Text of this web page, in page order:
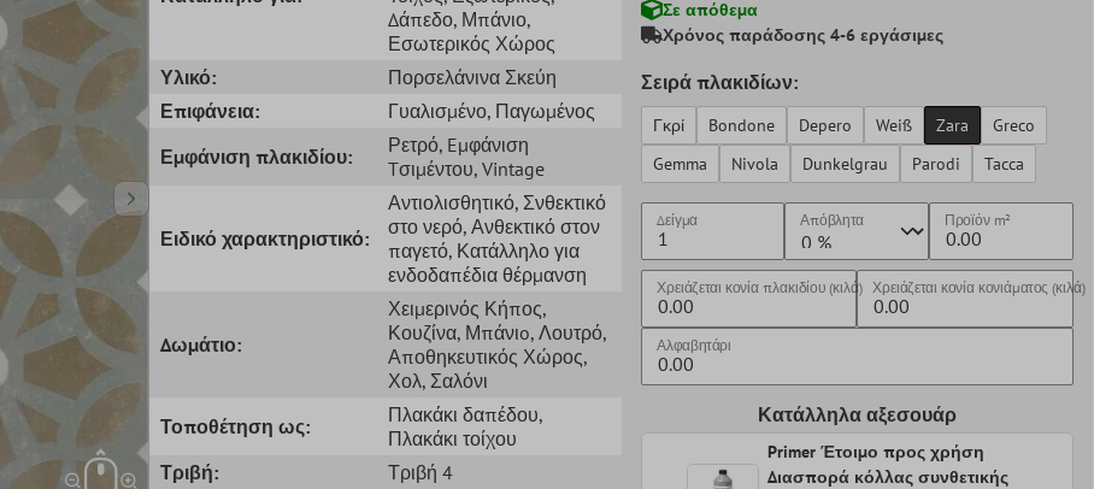
Δάπεδο, Μπάνιο,
Εσωτερικός Χώρος
Υλικό:
Πορσελάνινα Σκεύη
Επιφάνεια:
Γυαλισμένο, Παγωμένος
Εμφάνιση πλακιδίου:
Ρετρό, Eμφάνιση
Tσιμέντου, Vintage
Ειδικό χαρακτηριστικό:
Αντιολισθητικό, Σνθεκτικό
στο νερό, Ανθεκτικό στον
παγετό, Κατάλληλο για
ενδοδαπέδια θέρμανση
Δωμάτιο:
Χειμερινός Κήπος,
Κουζίνα, Μπάνιo, Λουτρό,
Αποθηκευτικός Χώρος,
Χολ, Σαλόνι
Τοποθέτηση ως:
Πλακάκι δαπέδου,
Πλακάκι τοίχου
Τριβή:
Τριβή 4
Σε απόθεμα
Χρόνος παράδοσης 4-6 εργάσιμες
Σειρά πλακιδίων:
Γκρί Bondone Depero Weiß Zara
Greco
Gemma
Nivola Dunkelgrau Parodi Tacca
Δείγμα Απόβλητα Προϊόνm²
Χρειάζεται κονία πλακιδίου (κιλά) Χρειάζεται κονία κονιάματος (κιλά)
Αλφαβητάρι
Κατάλληλα αξεσουάρ
Primer Έτοιμο προς χρήση
Διασπορά κόλλας συνθετικής